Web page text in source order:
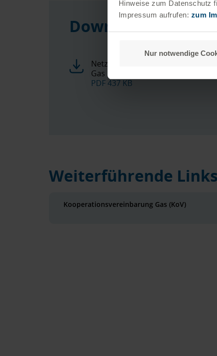
Hinweise zum Datenschutz
Impressum aufrufen: zum
Nur notwendige
Downloads
Netznutzungsvertrag
Gas
PDF 437 KB
Weiterführende Links
Kooperationsvereinbarung Gas (KoV)